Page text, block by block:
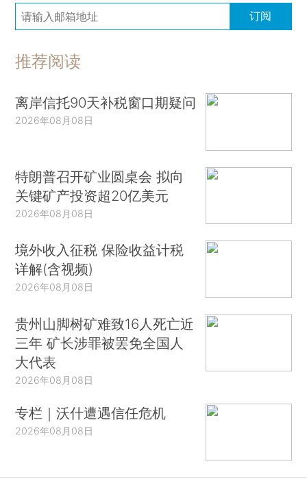
订阅
推荐阅读
离岸信托90天补税窗口期疑问
2026年08月08日
特朗普召开矿业圆桌会 拟向
关键矿产投资超20亿美元
2026年08月08日
境外收入征税 保险收益计税
详解(含视频)
2026年08月08日
贵州山脚树矿难致16人死亡近
三年 矿长涉罪被罢免全国人
大代表
2026年08月08日
专栏｜沃什遭遇信任危机
2026年08月08日